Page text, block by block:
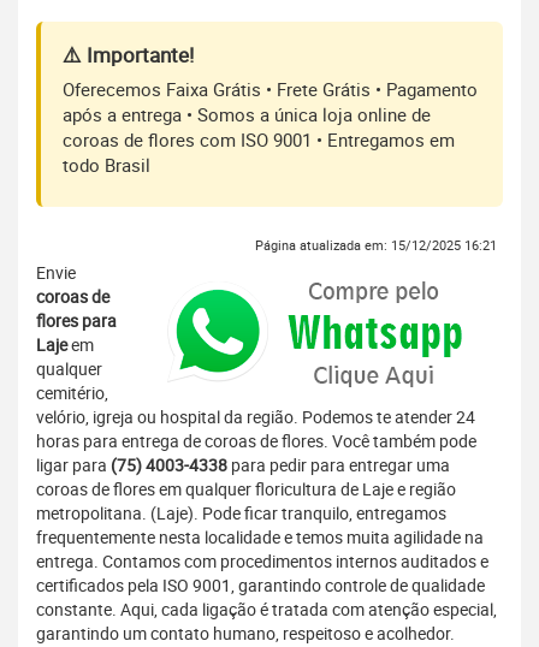
⚠️ Importante!
Oferecemos Faixa Grátis • Frete Grátis • Pagamento
após a entrega • Somos a única loja online de
coroas de flores com ISO 9001 • Entregamos em
todo Brasil
Página atualizada em: 15/12/2025 16:21
Envie
coroas de
flores para
Lajeem
qualquer
cemitério,
velório, igreja ou hospital da região. Podemos te atender 24
horas para entrega de coroas de flores. Você também pode
ligar para (75) 4003-4338 para pedir para entregar uma
coroas de flores em qualquer floricultura de Laje e região
metropolitana. (Laje). Pode ficar tranquilo, entregamos
frequentemente nesta localidade e temos muita agilidade na
entrega. Contamos com procedimentos internos auditados e
certificados pela ISO 9001, garantindo controle de qualidade
constante. Aqui, cada ligação é tratada com atenção especial,
garantindo um contato humano, respeitoso e acolhedor.